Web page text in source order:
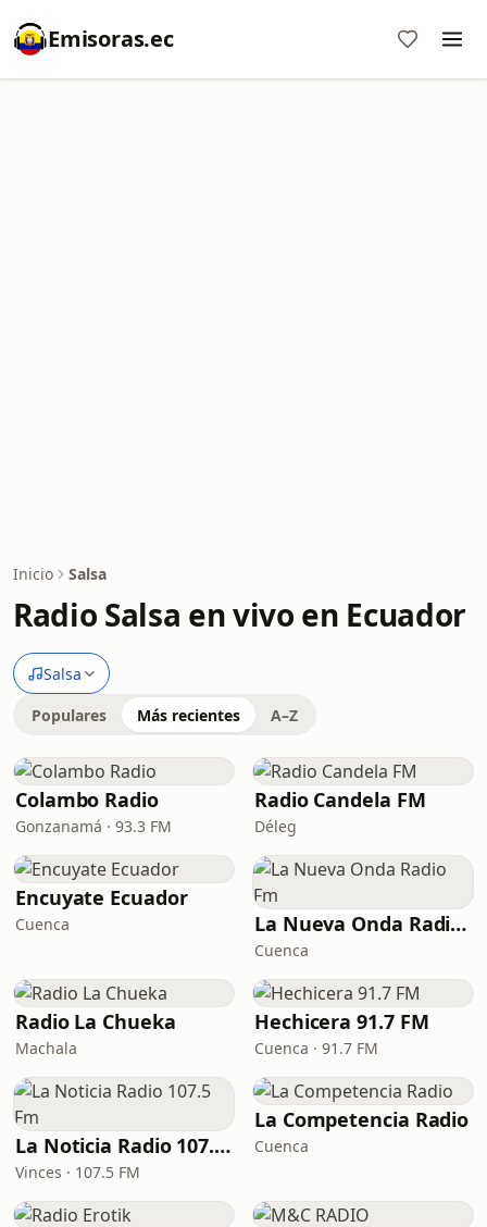
Emisoras.ec
Inicio Salsa
Radio Salsa en vivo en Ecuador
Salsa
Populares Más recientes A–Z
Colambo Radio
Gonzanamá · 93.3 FM
Radio Candela FM
Déleg
Encuyate Ecuador
Cuenca La Nueva Onda Radio Fm
Cuenca
Radio La Chueka
Machala
Hechicera 91.7 FM
Cuenca · 91.7 FM
La Noticia Radio 107.5 Fm
Vinces · 107.5 FM
La Competencia Radio
Cuenca